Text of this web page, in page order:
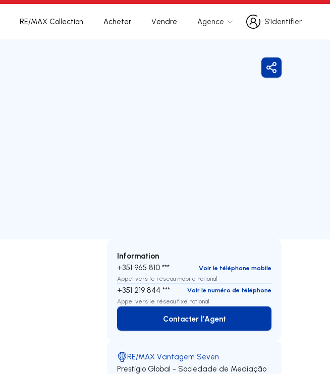
RE/MAX Collection Acheter Vendre Agence
S’identifier
S’identifier
Partager
Information
+351 965 810 ***
Voir le téléphone mobile
Appel vers le réseau mobile national
+351 219 844 ***
Voir le numéro de téléphone
Appel vers le réseau fixe national
Contacter l’Agent
Contacter l’Agent
RE/MAX Vantagem Seven
Prestígio Global - Sociedade de Mediação